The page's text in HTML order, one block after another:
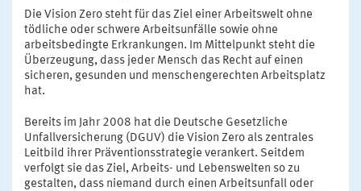
Die Vision Zero steht für das Ziel einer Arbeitswelt ohne
tödliche oder schwere Arbeitsunfälle sowie ohne
arbeitsbedingte Erkrankungen. Im Mittelpunkt steht die
Überzeugung, dass jeder Mensch das Recht auf einen
sicheren, gesunden und menschengerechten Arbeitsplatz
hat.
Bereits im Jahr 2008 hat die Deutsche Gesetzliche
Unfallversicherung (DGUV) die Vision Zero als zentrales
Leitbild ihrer Präventionsstrategie verankert. Seitdem
verfolgt sie das Ziel, Arbeits- und Lebenswelten so zu
gestalten, dass niemand durch einen Arbeitsunfall oder